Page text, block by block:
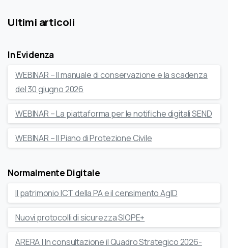
Ultimi articoli
In Evidenza
WEBINAR – Il manuale di conservazione e la scadenza
del 30 giugno 2026
WEBINAR – La piattaforma per le notifiche digitali SEND
WEBINAR – Il Piano di Protezione Civile
Normalmente Digitale
Il patrimonio ICT della PA e il censimento AgID
Nuovi protocolli di sicurezza SIOPE+
ARERA | In consultazione il Quadro Strategico 2026-